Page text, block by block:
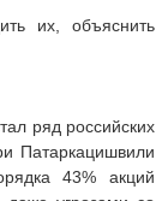
их, объяснить
ряд российских
Патаркацишвили
43% акций